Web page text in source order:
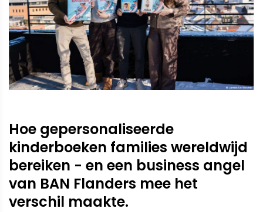
Hoe gepersonaliseerde
kinderboeken families wereldwijd
bereiken - en een business angel
van BAN Flanders mee het
verschil maakte.